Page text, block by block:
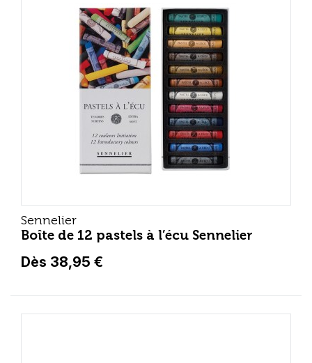
Sennelier
Boîte de 12 pastels à l’écu Sennelier
Dès 38,95 €